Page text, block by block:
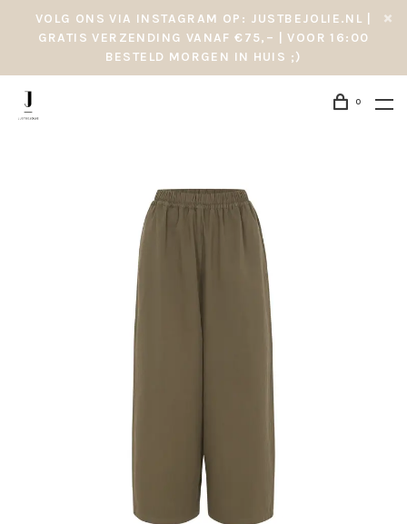
VOLG ONS VIA INSTAGRAM OP: JUSTBEJOLIE.NL |
GRATIS VERZENDING VANAF €75,– | VOOR 16:00
BESTELD MORGEN IN HUIS ;)
0